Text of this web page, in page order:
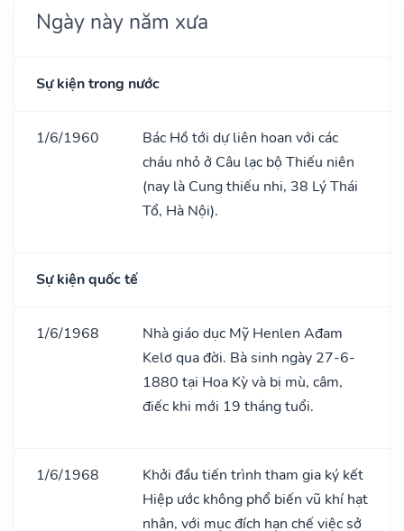
Ngày này năm xưa
Sự kiện trong nước
1/6/1960
Bác Hồ tới dự liên hoan với các
cháu nhỏ ở Câu lạc bộ Thiếu niên
(nay là Cung thiếu nhi, 38 Lý Thái
Tổ, Hà Nội).
Sự kiện quốc tế
1/6/1968
Nhà giáo dục Mỹ Henlen Ađam
Kelơ qua đời. Bà sinh ngày 27-6-
1880 tại Hoa Kỳ và bị mù, câm,
điếc khi mới 19 tháng tuổi.
1/6/1968
Khởi đầu tiến trình tham gia ký kết
Hiệp ước không phổ biến vũ khí hạt
nhân, với mục đích hạn chế việc sở